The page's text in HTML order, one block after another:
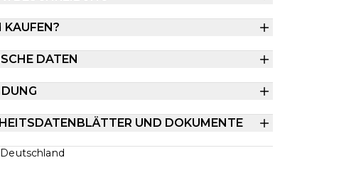
KAUFEN?
DATEN
UND DOKUMENTE